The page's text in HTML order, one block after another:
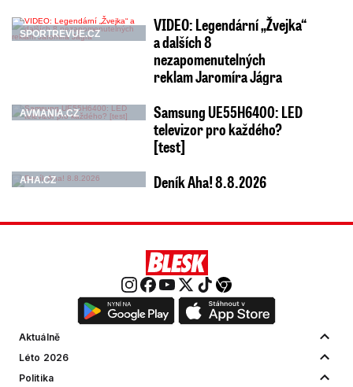
SPORTREVUE.CZ
VIDEO: Legendární „Žvejka“
a dalších 8
nezapomenutelných
reklam Jaromíra Jágra
AVMANIA.CZ
Samsung UE55H6400: LED
televizor pro každého?
[test]
AHA.CZ Deník Aha! 8.8.2026
Aktuálně
Léto 2026
Politika